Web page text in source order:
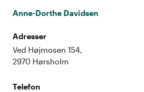
Anne-Dorthe Davidsen
Adresser
Ved Højmosen 154,
2970 Hørsholm
Telefon